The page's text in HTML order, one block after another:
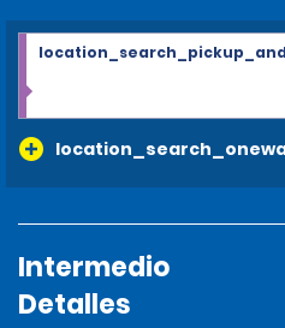
Intermedio
Detalles